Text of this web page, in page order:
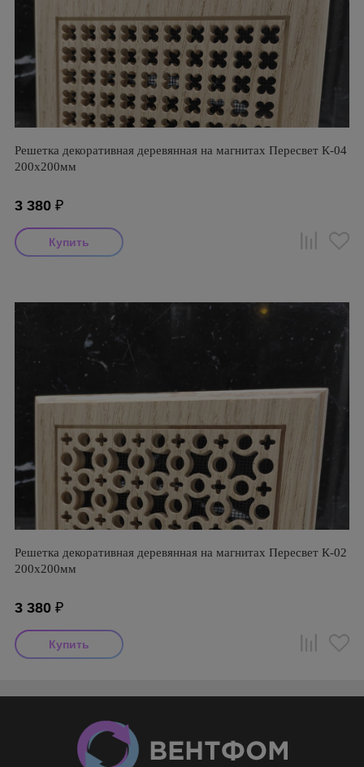
Решетка декоративная деревянная на магнитах Пересвет К-04
200х200мм
3 380 ₽
Решетка декоративная деревянная на магнитах Пересвет К-02
200х200мм
3 380 ₽